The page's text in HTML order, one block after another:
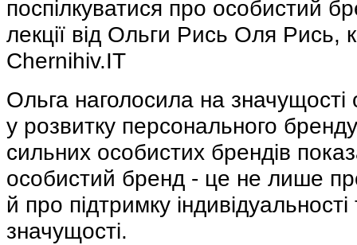
поспілкуватися про особистий
лекції від Ольги Рись Оля Рись,
Chernihiv.IT
Ольга наголосила на значущості
у розвитку персонального
сильних особистих брендів
особистий бренд - це не лише
й про підтримку індивідуальності
значущості.